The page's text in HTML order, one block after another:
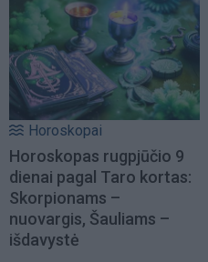
Horoskopai
Horoskopas rugpjūčio 9
dienai pagal Taro kortas:
Skorpionams –
nuovargis, Šauliams –
išdavystė